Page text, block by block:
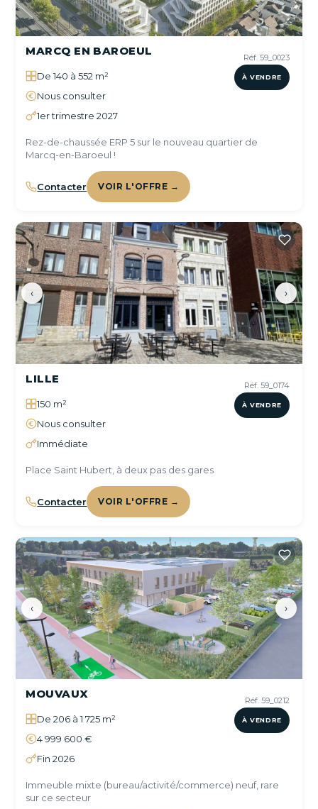
Réf. 59_0023
À VENDRE
MARCQ EN BAROEUL
De 140 à 552 m²
Nous consulter
1er trimestre 2027
Rez-de-chaussée ERP 5 sur le nouveau quartier de
Marcq-en-Baroeul !
Contacter VOIR L'OFFRE →
‹ ›
Réf. 59_0174
À VENDRE
LILLE
150 m²
Nous consulter
Immédiate
Place Saint Hubert, à deux pas des gares
Contacter VOIR L'OFFRE →
‹ ›
Réf. 59_0212
À VENDRE
MOUVAUX
De 206 à 1 725 m²
4 999 600 €
Fin 2026
Immeuble mixte (bureau/activité/commerce) neuf, rare
sur ce secteur